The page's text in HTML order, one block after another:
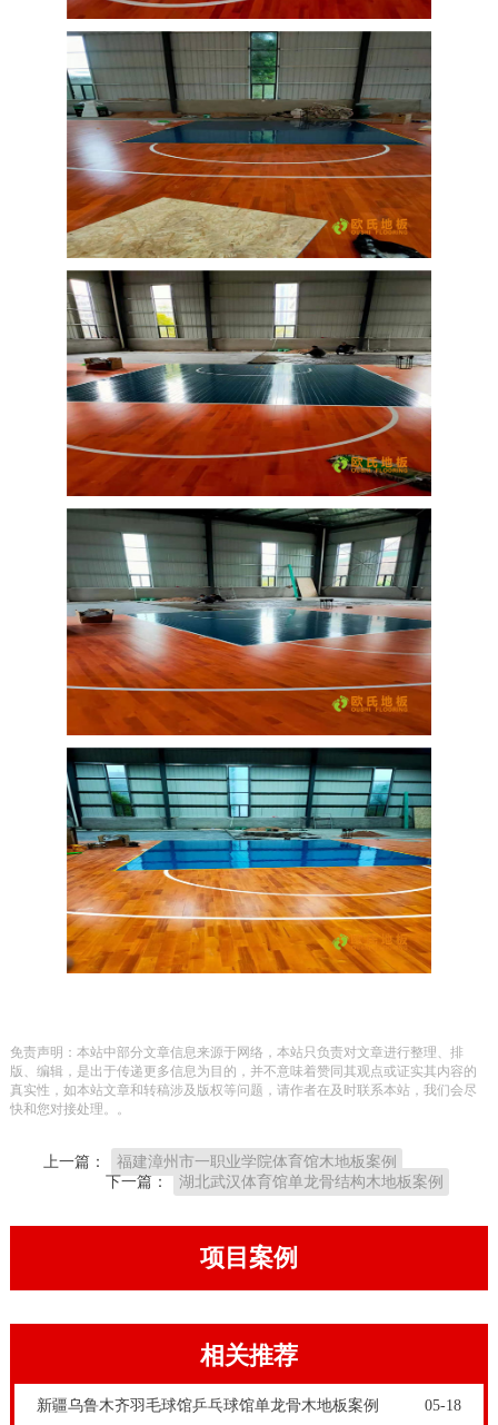
免责声明：本站中部分文章信息来源于网络，本站只负责对文章进行整理、排
版、编辑，是出于传递更多信息为目的，并不意味着赞同其观点或证实其内容的
真实性，如本站文章和转稿涉及版权等问题，请作者在及时联系本站，我们会尽
快和您对接处理。。
上一篇：
福建漳州市一职业学院体育馆木地板案例
下一篇：
湖北武汉体育馆单龙骨结构木地板案例
项目案例
相关推荐
新疆乌鲁木齐羽毛球馆乒乓球馆单龙骨木地板案例 05-18